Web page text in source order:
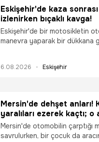
Eskişehir'de kaza
izlenirken bıçaklı kavga!
Eskişehir'de bir motosikletin
manevra yaparak bir dükkana
motosikletin dükkana dalma
6.08.2026 Eskişehir
Mersin'de dehşet anları!
yaralıları ezerek kaçtı;
Mersin'de otomobilin
savrulurken, bir çocuk da